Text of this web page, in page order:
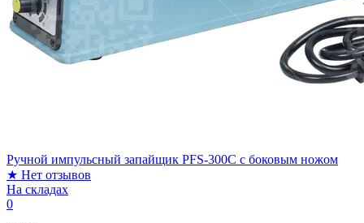
Ручной импульсный запайщик PFS-300С с боковым ножом
★ Нет отзывов
На складах
0